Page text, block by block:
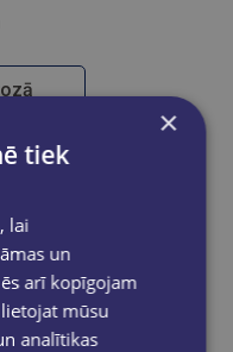
×
tiek
lai
un
arī kopīgojam
mūsu
analītikas